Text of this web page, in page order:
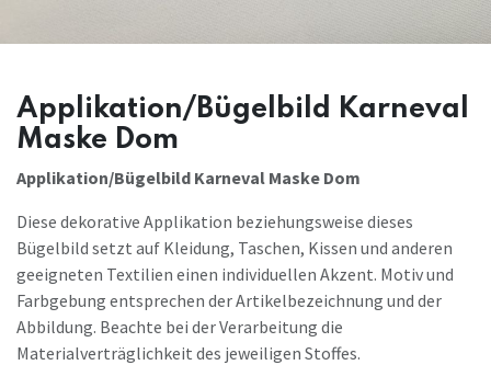
Applikation/Bügelbild Karneval
Maske Dom
Applikation/Bügelbild Karneval Maske Dom
Diese dekorative Applikation beziehungsweise dieses
Bügelbild setzt auf Kleidung, Taschen, Kissen und anderen
geeigneten Textilien einen individuellen Akzent. Motiv und
Farbgebung entsprechen der Artikelbezeichnung und der
Abbildung. Beachte bei der Verarbeitung die
Materialverträglichkeit des jeweiligen Stoffes.